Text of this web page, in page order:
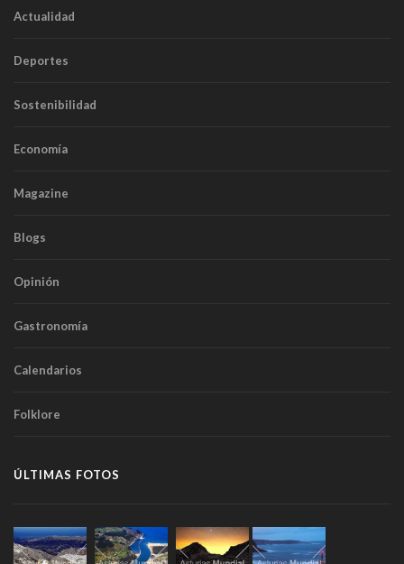
Actualidad
Deportes
Sostenibilidad
Economía
Magazine
Blogs
Opinión
Gastronomía
Calendarios
Folklore
ÚLTIMAS FOTOS